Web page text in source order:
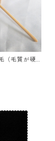
（毛質が硬
＊1セット